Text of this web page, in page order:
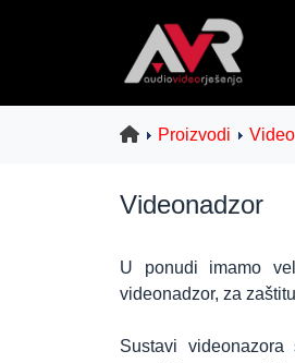
Proizvodi
Videonadzor
U ponudi imamo
videonadzor, za
Sustavi